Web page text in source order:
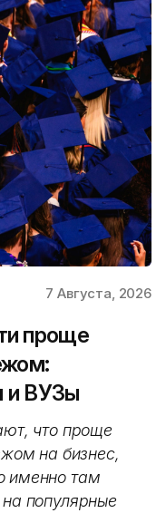
7 Августа, 2026
проще
и ВУЗы
что проще
на бизнес,
именно там
популярные